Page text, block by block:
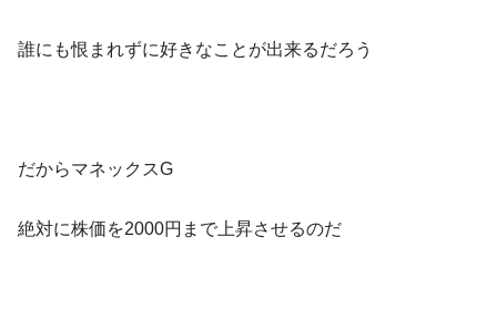
誰にも恨まれずに好きなことが出来るだろう
だからマネックスG
絶対に株価を2000円まで上昇させるのだ